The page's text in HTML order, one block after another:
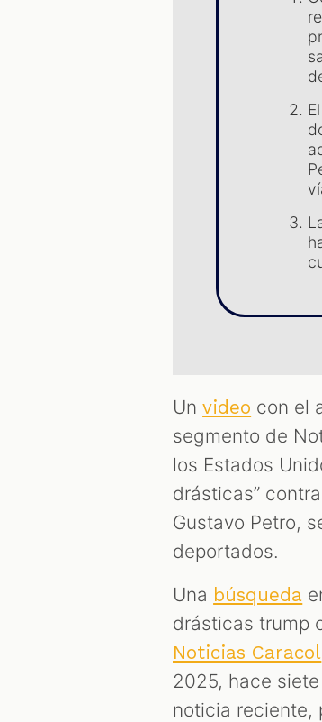
Unvideo con el
segmento de
los Estados
drásticas”
Gustavo Petro,
deportados.
Una búsqueda
drásticas trump
Noticias Caracol
2025, hace
noticia reciente,